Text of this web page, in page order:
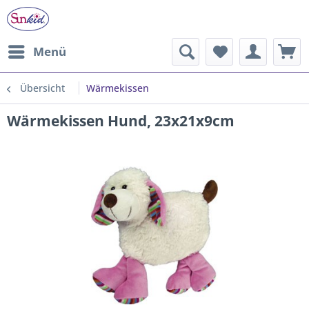
Menü
Übersicht Wärmekissen
Wärmekissen Hund, 23x21x9cm